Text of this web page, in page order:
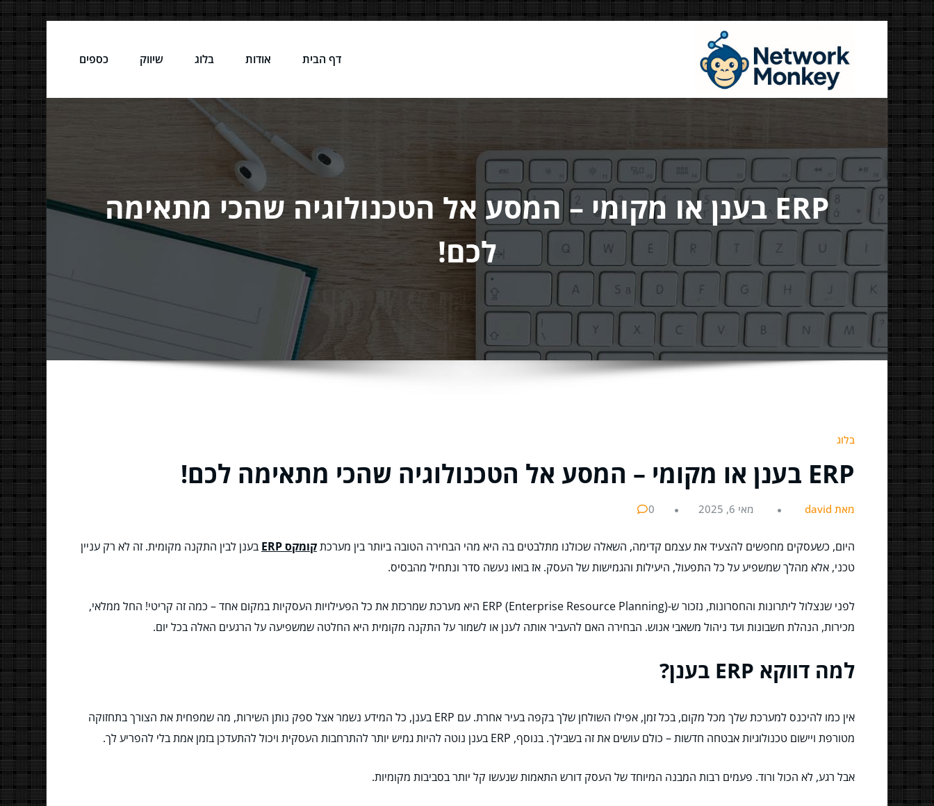
דף הבית אודות בלוג שיווק כספים
ERP בענן או מקומי – המסע אל הטכנולוגיה שהכי מתאימה
לכם!
בלוג
ERP בענן או מקומי – המסע אל הטכנולוגיה שהכי מתאימה לכם!
מאת david מאי 6, 2025 0
היום, כשעסקים מחפשים להצעיד את עצמם קדימה, השאלה שכולנו מתלבטים בה היא מהי הבחירה הטובה ביותר בין מערכתקומקס ERP
בענן לבין התקנה מקומית. זה לא רק עניין
טכני, אלא מהלך שמשפיע על כל התפעול, היעילות והגמישות של העסק. אז בואו נעשה סדר ונתחיל מהבסיס.
לפני שנצלול ליתרונות והחסרונות, נזכור ש-ERP (Enterprise Resource Planning) היא מערכת שמרכזת את כל הפעילויות העסקיות במקום אחד – כמה זה קריטי! החל ממלאי,
מכירות, הנהלת חשבונות ועד ניהול משאבי אנוש. הבחירה האם להעביר אותה לענן או לשמור על התקנה מקומית היא החלטה שמשפיעה על הרגעים האלה בכל יום.
למה דווקא ERP בענן?
אין כמו להיכנס למערכת שלך מכל מקום, בכל זמן, אפילו השולחן שלך בקפה בעיר אחרת. עם ERP בענן, כל המידע נשמר אצל ספק נותן השירות, מה שמפחית את הצורך בתחזוקה
מטורפת ויישום טכנולוגיות אבטחה חדשות – כולם עושים את זה בשבילך. בנוסף, ERP בענן נוטה להיות גמיש יותר להתרחבות העסקית ויכול להתעדכן בזמן אמת בלי להפריע לך.
אבל רגע, לא הכול ורוד. פעמים רבות המבנה המיוחד של העסק דורש התאמות שנעשו קל יותר בסביבות מקומיות.